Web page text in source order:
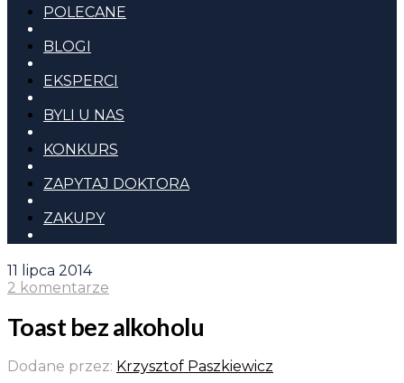
POLECANE
BLOGI
EKSPERCI
BYLI U NAS
KONKURS
ZAPYTAJ DOKTORA
ZAKUPY
11 lipca 2014
2 komentarze
Toast bez alkoholu
Dodane przez: Krzysztof Paszkiewicz